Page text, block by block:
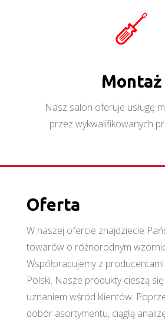
Montaż
Nasz salon oferuje usługę
przez wykwalifikowanych
Oferta
W naszej ofercie znajdziecie
towarów o różnorodnym
Współpracujemy z producentami
Polski. Nasze produkty cieszą
uznaniem wśród klientów.
dobór asortymentu, ciągłą